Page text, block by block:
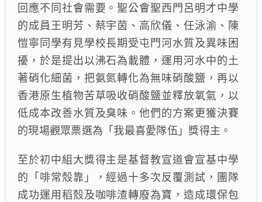
回應不同社會需要。聖公會聖西門呂明才中學
的成員王明芳、蔡宇茵、高欣儀、任泳渝、陳
愷寧同學有見學校長期受屯門河水質及異味困
擾，於是提出以沸石為載體，運用河水中的土
著硝化細菌，把氨氮轉化為無味硝酸鹽，再以
香港原生植物苦草吸收硝酸鹽並釋放氧氣，以
低成本改善水質及臭味。他們的方案更獲決賽
的現場觀眾票選為「我最喜愛隊伍」獎得主。
至於初中組大獎得主是基督教宣道會宣基中學
的「啡常殼靠」，經過十多次反覆測試，團隊
成功運用稻殼及咖啡渣轉廢為寶，造成環保包